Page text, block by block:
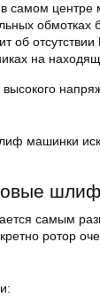
самом
обмотках
об отсутствии
на
машинки
самым
ротор